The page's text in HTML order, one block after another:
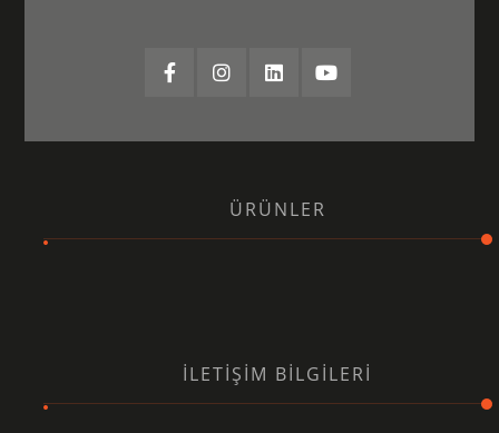
ÜRÜNLER
İLETIŞIM BILGILERI